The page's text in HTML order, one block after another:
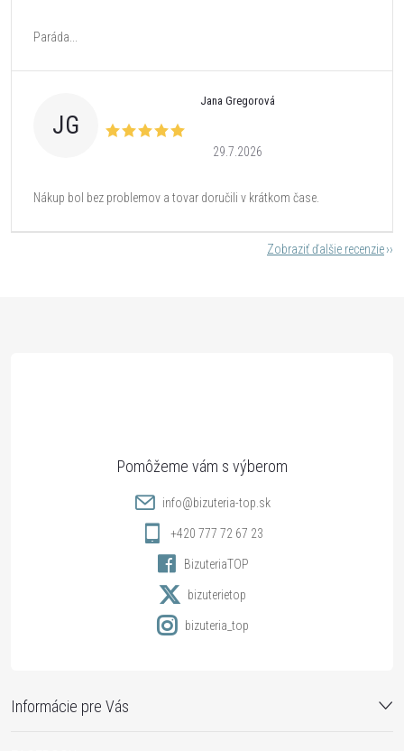
Paráda...
JG
Jana Gregorová
29.7.2026
Nákup bol bez problemov a tovar doručili v krátkom čase.
Zobraziť ďalšie recenzie
Informácie pre Vás
info@bizuteria-top.sk
+420 777 72 67 23
BizuteriaTOP
bizuterietop
bizuteria_top